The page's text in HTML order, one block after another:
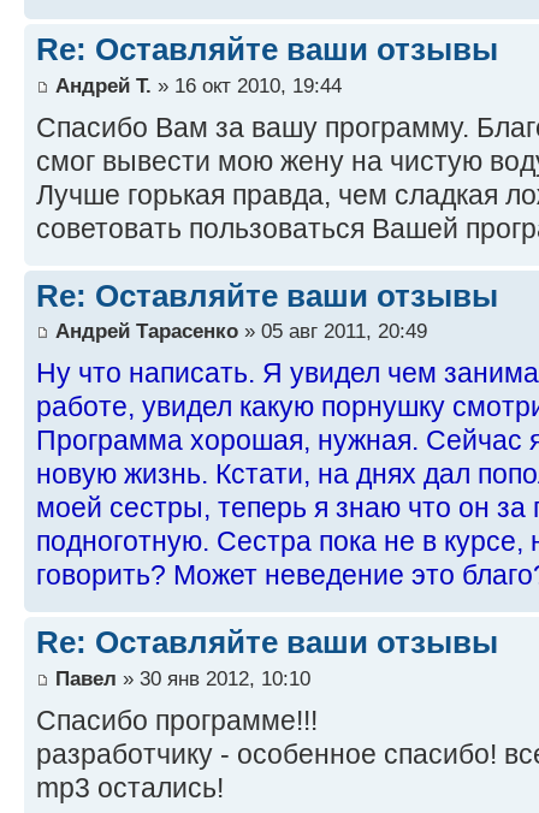
Re: Оставляйте ваши отзывы
Андрей Т. » 16 окт 2010, 19:44
Спасибо Вам за вашу программу.
смог вывести мою жену на чистую
Лучше горькая правда, чем сладкая
советовать пользоваться Вашей
Re: Оставляйте ваши отзывы
Андрей Тарасенко » 05 авг 2011, 20:49
Ну что написать. Я увидел чем
работе, увидел какую порнушку
Программа хорошая, нужная. Сейчас
новую жизнь. Кстати, на днях дал
моей сестры, теперь я знаю что он за
подноготную. Сестра пока не в
говорить? Может неведение это
Re: Оставляйте ваши отзывы
Павел » 30 янв 2012, 10:10
Спасибо программе!!!
разработчику - особенное спасибо!
mp3 остались!